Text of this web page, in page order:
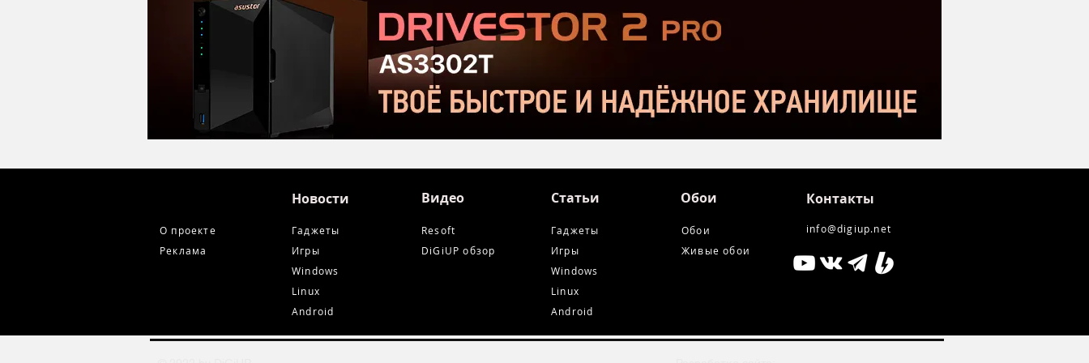
и Takstar SM-10
О проекте
Реклама
Новости Видео Статьи Обои Контакты
Гаджеты
Игры
Windows
Linux
Android
Resoft
DiGiUP обзор
Гаджеты
Игры
Windows
Linux
Android
Обои
Живые обои
info@digiup.net